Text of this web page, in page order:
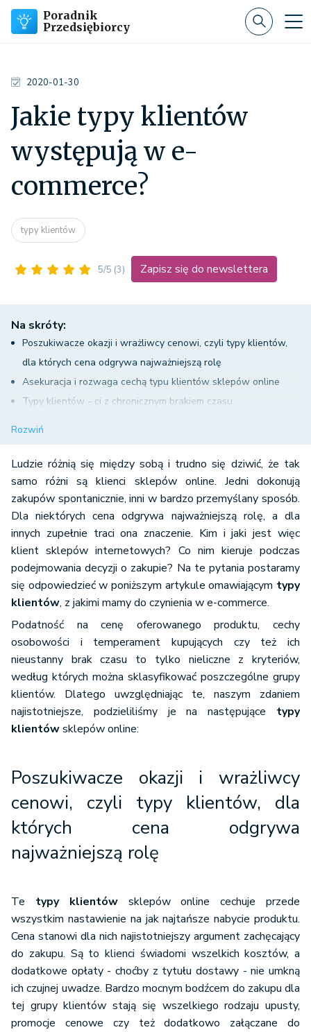
Poradnik
Przedsiębiorcy
2020-01-30
Jakie typy klientów
występują w e-
commerce?
typy klientów
5/5 (3) Zapisz się do newslettera
Na skróty:
Poszukiwacze okazji i wrażliwcy cenowi, czyli typy klientów,
dla których cena odgrywa najważniejszą rolę
Asekuracja i rozwaga cechą typu klientów sklepów online
Typy klientów - ci z chronicznym brakiem czasu
Rozwiń
Ludzie różnią się między sobą i trudno się dziwić, że tak
samo różni są klienci sklepów online. Jedni dokonują
zakupów spontanicznie, inni w bardzo przemyślany sposób.
Dla niektórych cena odgrywa najważniejszą rolę, a dla
innych zupełnie traci ona znaczenie. Kim i jaki jest więc
klient sklepów internetowych? Co nim kieruje podczas
podejmowania decyzji o zakupie? Na te pytania postaramy
się odpowiedzieć w poniższym artykule omawiającym typy
klientów, z jakimi mamy do czynienia w e-commerce.
Podatność na cenę oferowanego produktu, cechy
osobowości i temperament kupujących czy też ich
nieustanny brak czasu to tylko nieliczne z kryteriów,
według których można sklasyfikować poszczególne grupy
klientów. Dlatego uwzględniając te, naszym zdaniem
najistotniejsze, podzieliliśmy je na następujące typy
klientówsklepów online:
Poszukiwacze okazji i wrażliwcy
cenowi, czyli typy klientów, dla
których cena odgrywa
najważniejszą rolę
Te typy klientówsklepów online cechuje przede
wszystkim nastawienie na jak najtańsze nabycie produktu.
Cena stanowi dla nich najistotniejszy argument zachęcający
do zakupu. Są to klienci świadomi wszelkich kosztów, a
dodatkowe opłaty - choćby z tytułu dostawy - nie umkną
ich czujnej uwadze. Bardzo mocnym bodźcem do zakupu dla
tej grupy klientów stają się wszelkiego rodzaju upusty,
promocje cenowe czy też dodatkowo załączane do